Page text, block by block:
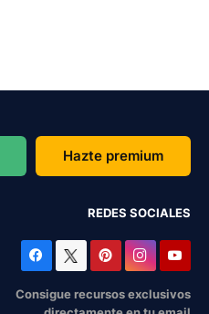
Hazte premium
REDES SOCIALES
Consigue recursos exclusivos